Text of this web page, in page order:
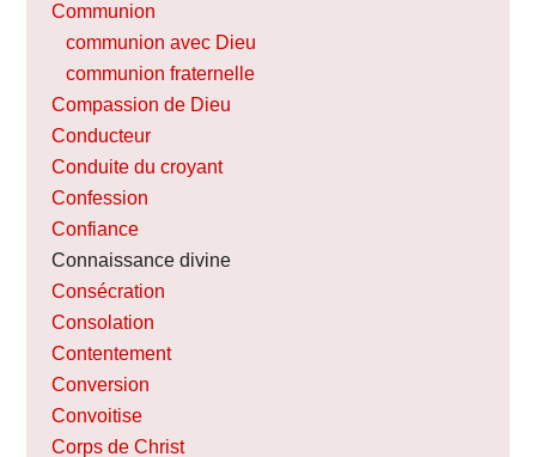
Communion
communion avec Dieu
communion fraternelle
Compassion de Dieu
Conducteur
Conduite du croyant
Confession
Confiance
Connaissance divine
Consécration
Consolation
Contentement
Conversion
Convoitise
Corps de Christ